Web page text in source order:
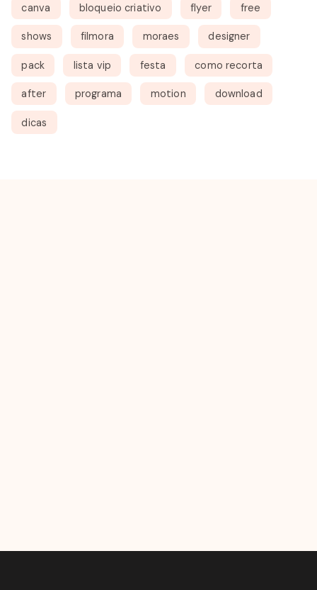
canva bloqueio criativo flyer free
shows filmora moraes designer
pack lista vip festa como recorta
after programa motion download
dicas